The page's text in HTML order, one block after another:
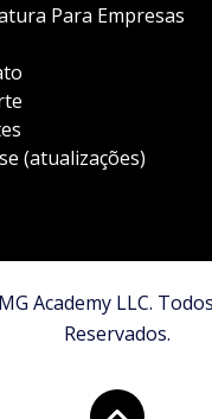
Para Empresas
(atualizações)
Academy LLC.
Reservados.